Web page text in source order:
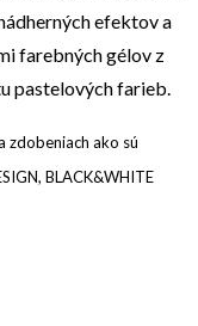
efektov a
farebných gélov z
pastelových farieb.
zdobeniach ako sú
BLACK&WHITE